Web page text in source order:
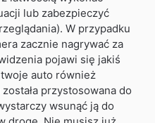
lub zabezpieczyć
W przypadku
zacznie nagrywać za
pojawi się jakiś
auto również
przystosowana do
wsunąć ją do